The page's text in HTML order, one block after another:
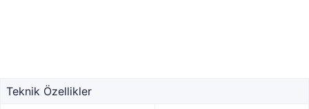
Teknik Özellikler